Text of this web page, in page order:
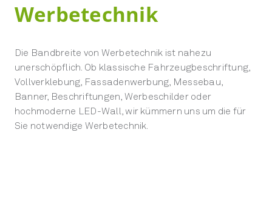
Werbetechnik
Die Bandbreite von Werbetechnik ist nahezu
unerschöpflich. Ob klassische Fahrzeugbeschriftung,
Vollverklebung, Fassadenwerbung, Messebau,
Banner, Beschriftungen, Werbeschilder oder
hochmoderne LED-Wall, wir kümmern uns um die für
Sie notwendige Werbetechnik.